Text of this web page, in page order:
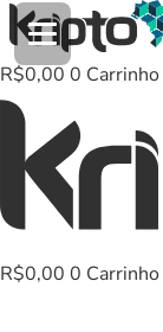
para
o
conteúdo
R$0,00 0 Carrinho
R$0,00 0 Carrinho